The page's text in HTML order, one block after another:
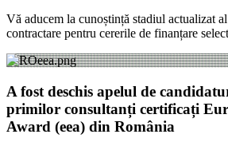
Vă aducem la cunoștință stadiul actualizat
contractare pentru cererile de finanțare
A fost deschis apelul de
primilor consultanți certificați
Award (eea) din România